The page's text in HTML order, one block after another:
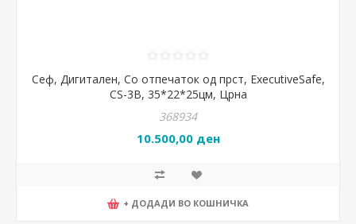
Сеф, Дигитален, Со отпечаток од прст, ExecutiveSafe,
CS-3B, 35*22*25цм, Црна
368934
10.500,00 ден
+ ДОДАДИ ВО КОШНИЧКА